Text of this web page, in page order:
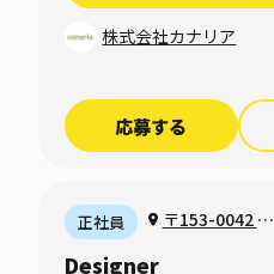
株式会社カナリア
応募する
正社員
〒153-0042 東
Designer